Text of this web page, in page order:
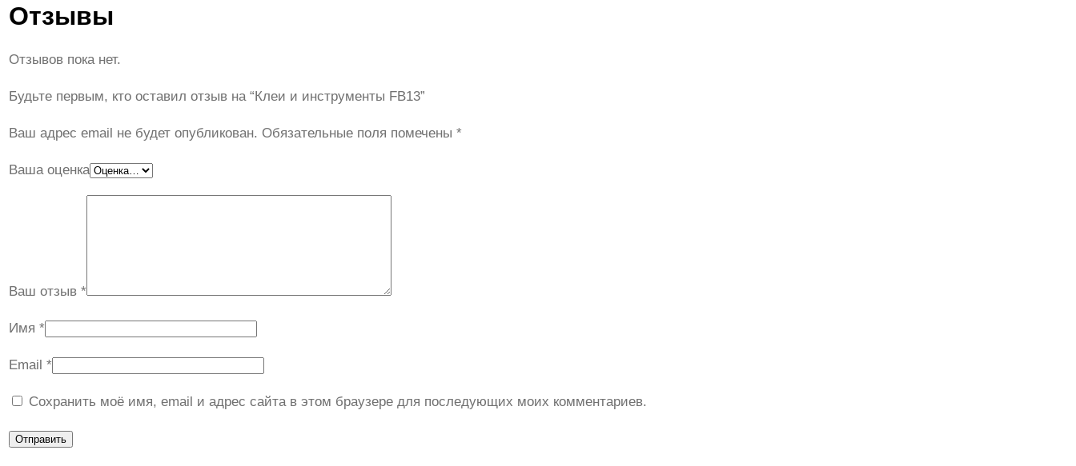
Отзывы
Отзывов пока нет.
Будьте первым, кто оставил отзыв на “Клеи и инструменты FB13”
Ваш адрес email не будет опубликован. Обязательные поля помечены *
Ваша оценка
Ваш отзыв *
Имя *
Email *
Сохранить моё имя, email и адрес сайта в этом браузере для последующих моих комментариев.